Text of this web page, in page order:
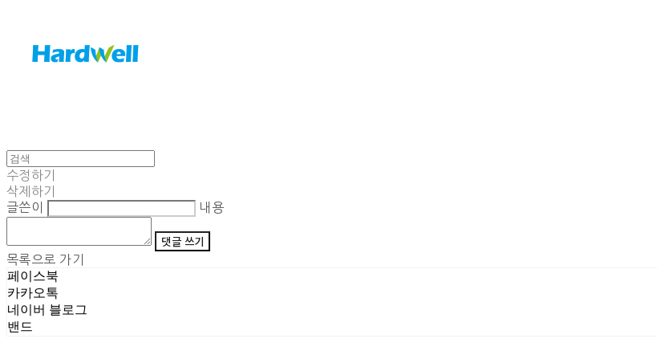
수정하기
삭제하기
글쓴이
내용
댓글 쓰기
목록으로 가기
페이스북
카카오톡
네이버 블로그
밴드